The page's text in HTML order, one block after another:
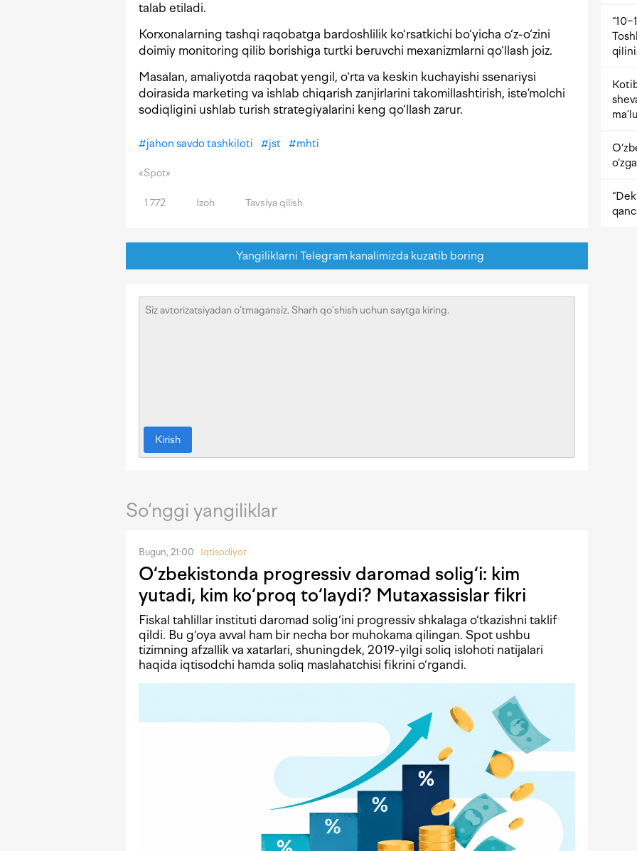
talab etiladi.
Korxonalarning tashqi raqobatga bardoshlilik ko‘rsatkichi bo‘yicha o‘z-o‘zini
doimiy monitoring qilib borishiga turtki beruvchi mexanizmlarni qo‘llash joiz.
Masalan, amaliyotda raqobat yengil, o‘rta va keskin kuchayishi ssenariysi
doirasida marketing va ishlab chiqarish zanjirlarini takomillashtirish, iste’molchi
sodiqligini ushlab turish strategiyalarini keng qo‘llash zarur.
#jahon savdo tashkiloti #jst #mhti
«Spot»
1 772 Izoh Tavsiya qilish
Yangiliklarni Telegram kanalimizda kuzatib boring
Kirish
So‘nggi yangiliklar
Bugun, 21:00 Iqtisodiyot
O‘zbekistonda progressiv daromad solig‘i: kim
yutadi, kim ko‘proq to‘laydi? Mutaxassislar fikri
Fiskal tahlillar instituti daromad solig‘ini progressiv shkalaga o‘tkazishni taklif
qildi. Bu g‘oya avval ham bir necha bor muhokama qilingan. Spot ushbu
tizimning afzallik va xatarlari, shuningdek, 2019-yilgi soliq islohoti natijalari
haqida iqtisodchi hamda soliq maslahatchisi fikrini o‘rgandi.